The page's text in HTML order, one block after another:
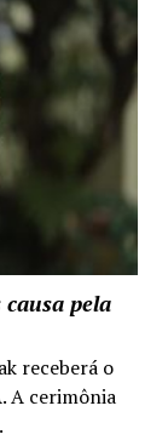
pela
receberá o
A cerimônia